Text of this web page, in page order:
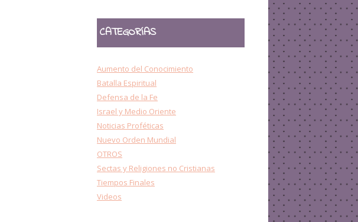
CATEGORÍAS
Aumento del Conocimiento
Batalla Espiritual
Defensa de la Fe
Israel y Medio Oriente
Noticias Proféticas
Nuevo Orden Mundial
OTROS
Sectas y Religiones no Cristianas
Tiempos Finales
Videos